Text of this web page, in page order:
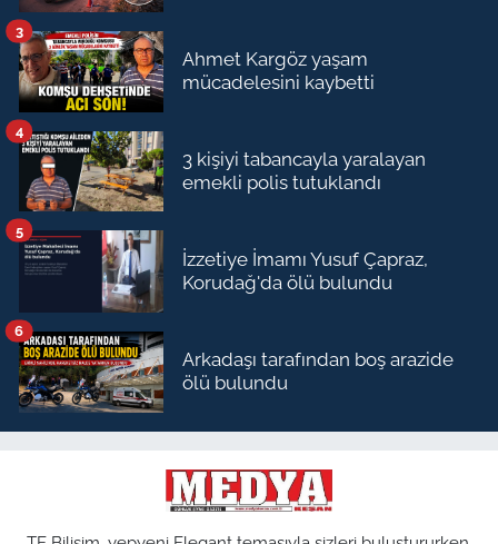
Ahmet Kargöz yaşam
mücadelesini kaybetti
3
3 kişiyi tabancayla yaralayan
emekli polis tutuklandı
4
İzzetiye İmamı Yusuf Çapraz,
Korudağ'da ölü bulundu
5
Arkadaşı tarafından boş arazide
ölü bulundu
6